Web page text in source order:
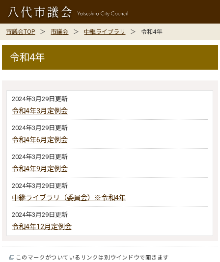
市議会TOP 市議会 中継ライブラリ 令和4年
令和4年
2024年3月29日更新
令和4年3月定例会
2024年3月29日更新
令和4年6月定例会
2024年3月29日更新
令和4年9月定例会
2024年3月29日更新
中継ライブラリ（委員会）※令和4年
2024年3月29日更新
令和4年12月定例会
このマークがついているリンクは別ウインドウで開きます